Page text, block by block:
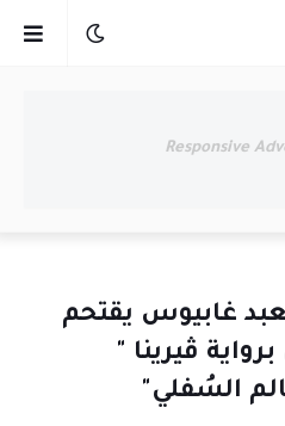
Responsive
غابيوس يقتحم
ڤيرينا "
السُفلي"